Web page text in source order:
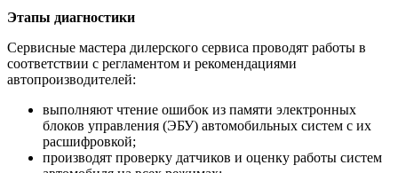
Этапы диагностики
Сервисные мастера дилерского сервиса проводят работы в
соответствии с регламентом и рекомендациями
автопроизводителей:
выполняют чтение ошибок из памяти электронных
блоков управления (ЭБУ) автомобильных систем с их
расшифровкой;
производят проверку датчиков и оценку работы систем